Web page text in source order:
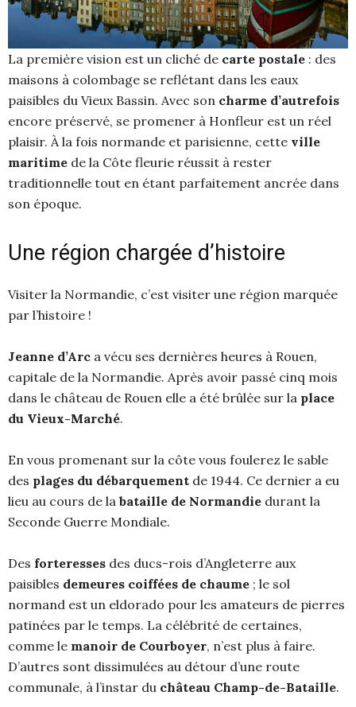
La première vision est un cliché de carte postale : des
maisons à colombage se reflétant dans les eaux
paisibles du Vieux Bassin. Avec son charme d’autrefois
encore préservé, se promener à Honfleur est un réel
plaisir. À la fois normande et parisienne, cette ville
maritime de la Côte fleurie réussit à rester
traditionnelle tout en étant parfaitement ancrée dans
son époque.
Une région chargée d’histoire
Visiter la Normandie, c’est visiter une région marquée
par l’histoire !
Jeanne d’Arc a vécu ses dernières heures à Rouen,
capitale de la Normandie. Après avoir passé cinq mois
dans le château de Rouen elle a été brûlée sur la place
du Vieux-Marché.
En vous promenant sur la côte vous foulerez le sable
des plages du débarquement de 1944. Ce dernier a eu
lieu au cours de la bataille de Normandie durant la
Seconde Guerre Mondiale.
Des forteresses des ducs-rois d’Angleterre aux
paisibles demeures coiffées de chaume ; le sol
normand est un eldorado pour les amateurs de pierres
patinées par le temps. La célébrité de certaines,
comme le manoir de Courboyer, n’est plus à faire.
D’autres sont dissimulées au détour d’une route
communale, à l’instar du château Champ-de-Bataille.